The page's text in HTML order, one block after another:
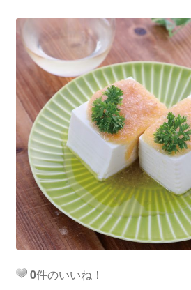
0件のいいね！